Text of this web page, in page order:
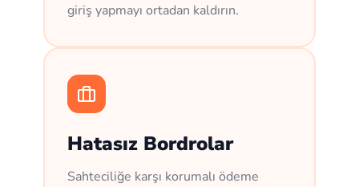
giriş yapmayı ortadan kaldırın.
Hatasız Bordrolar
Sahteciliğe karşı korumalı ödeme